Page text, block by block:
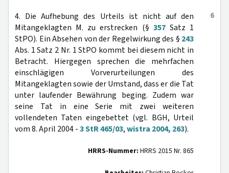
6
4. Die Aufhebung des Urteils ist nicht auf den
Mitangeklagten M. zu erstrecken (§ 357Satz 1
StPO). Ein Absehen von der Regelwirkung des § 243
Abs. 1 Satz 2 Nr. 1 StPO kommt bei diesem nicht in
Betracht. Hiergegen sprechen die mehrfachen
einschlägigen Vorverurteilungen des
Mitangeklagten sowie der Umstand, dass er die Tat
unter laufender Bewährung beging. Zudem war
seine Tat in eine Serie mit zwei weiteren
vollendeten Taten eingebettet (vgl. BGH, Urteil
vom 8. April 2004 -3 StR 465/03,wistra 2004, 263).
HRRS-Nummer: HRRS 2015 Nr. 865